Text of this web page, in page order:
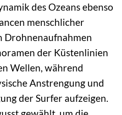
des Ozeans ebenso
menschlicher
Drohnenaufnahmen
der Küstenlinien
Wellen, während
Anstrengung und
der Surfer aufzeigen.